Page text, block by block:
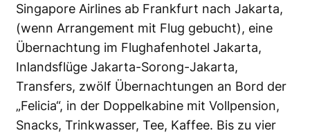
Singapore Airlines ab Frankfurt nach Jakarta,
(wenn Arrangement mit Flug gebucht), eine
Übernachtung im Flughafenhotel Jakarta,
Inlandsflüge Jakarta-Sorong-Jakarta,
Transfers, zwölf Übernachtungen an Bord der
„Felicia“, in der Doppelkabine mit Vollpension,
Snacks, Trinkwasser, Tee, Kaffee. Bis zu vier